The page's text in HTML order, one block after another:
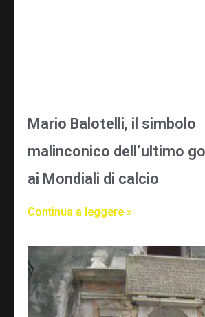
Mario Balotelli, il simbolo
malinconico dell’ultimo
ai Mondiali di calcio
Continua a leggere »